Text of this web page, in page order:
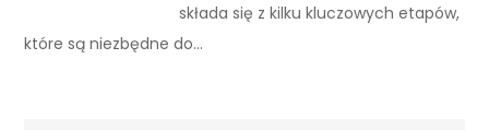
składa się z kilku kluczowych etapów,
które są niezbędne do…